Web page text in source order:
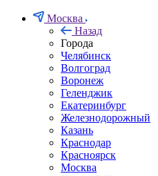
Москва
Назад
Города
Челябинск
Волгоград
Воронеж
Геленджик
Екатеринбург
Железнодорожный
Казань
Краснодар
Красноярск
Москва